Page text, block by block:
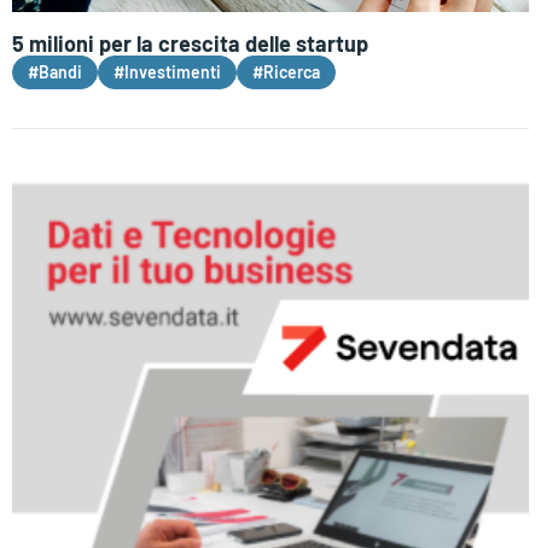
5 milioni per la crescita delle startup
#Bandi #Investimenti #Ricerca